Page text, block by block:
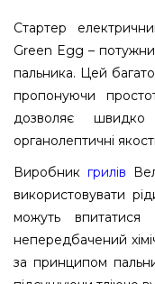
Стартер
Green Egg –
пальника. Цей
пропонуючи
дозволяє швидко
органолептичні
Виробникгрилів
використовувати
можуть
непередбачений
за принципом